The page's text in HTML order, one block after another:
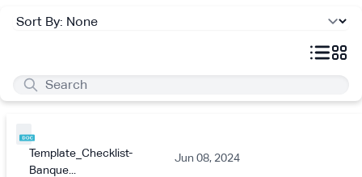
Template_Checklist-
Banque...
Jun 08, 2024